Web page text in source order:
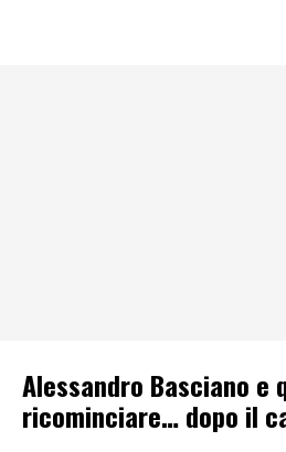
Alessandro Basciano e
ricominciare… dopo il